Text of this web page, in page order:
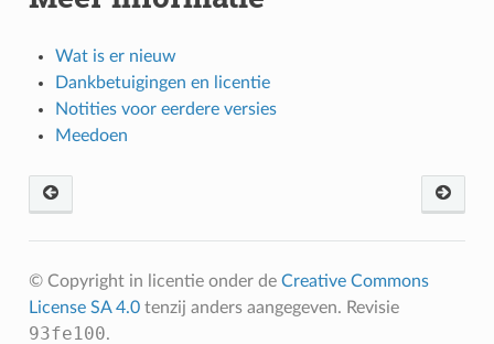
Wat is er nieuw
Dankbetuigingen en licentie
Notities voor eerdere versies
Meedoen
© Copyright in licentie onder de Creative Commons
License SA 4.0tenzij anders aangegeven. Revisie
93fe100.